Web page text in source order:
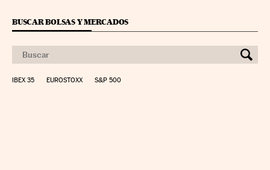
BUSCAR BOLSAS Y MERCADOS
IBEX 35 EUROSTOXX S&P 500